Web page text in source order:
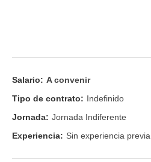
Salario: A convenir
Tipo de contrato: Indefinido
Jornada: Jornada Indiferente
Experiencia: Sin experiencia previa